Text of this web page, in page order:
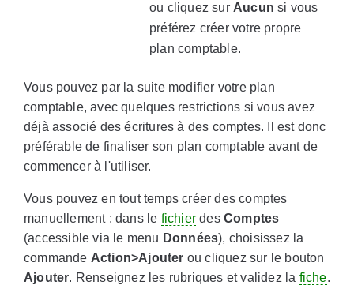
ou cliquez sur Aucun si vous
préférez créer votre propre
plan comptable.
Vous pouvez par la suite modifier votre plan
comptable, avec quelques restrictions si vous avez
déjà associé des écritures à des comptes. Il est donc
préférable de finaliser son plan comptable avant de
commencer à l'utiliser.
Vous pouvez en tout temps créer des comptes
manuellement : dans le fichier desComptes
(accessible via le menu Données), choisissez la
commande Action>Ajouter ou cliquez sur le bouton
Ajouter. Renseignez les rubriques et validez la fiche.